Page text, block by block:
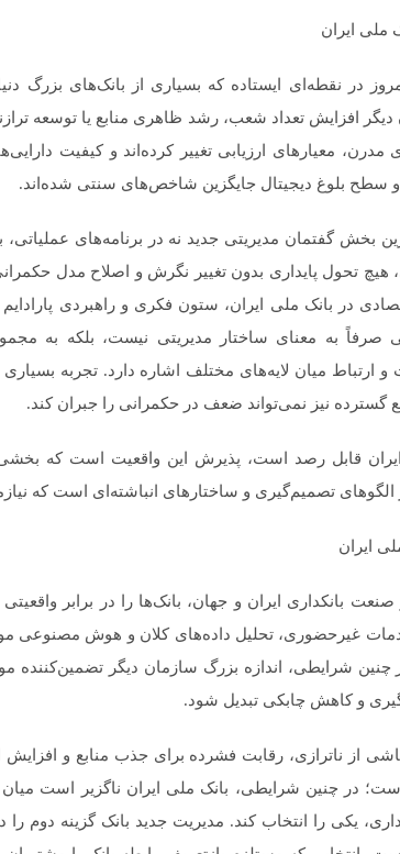
ملی ایران
در نقطه‌ای ایستاده که بسیاری از بانک‌های بزرگ
افزایش تعداد شعب، رشد ظاهری منابع یا توسعه
معیارهای ارزیابی تغییر کرده‌اند و کیفیت
سطح بلوغ دیجیتال جایگزین شاخص‌های سنتی شده‌اند.
بخش گفتمان مدیریتی جدید نه در برنامه‌های عملیاتی،
هیچ تحول پایداری بدون تغییر نگرش و اصلاح مدل
در بانک ملی ایران، ستون فکری و راهبردی
صرفاً به معنای ساختار مدیریتی نیست، بلکه به
و ارتباط میان لایه‌های مختلف اشاره دارد. تجربه
گسترده نیز نمی‌تواند ضعف در حکمرانی را جبران کند.
ایران قابل رصد است، پذیرش این واقعیت است که
الگوهای تصمیم‌گیری و ساختارهای انباشته‌ای است که
ایران
بانکداری ایران و جهان، بانک‌ها را در برابر
خدمات غیرحضوری، تحلیل داده‌های کلان و هوش
شرایطی، اندازه بزرگ سازمان دیگر تضمین‌کننده
و کاهش چابکی تبدیل شود.
از ناترازی، رقابت فشرده برای جذب منابع و
است؛ در چنین شرایطی، بانک ملی ایران ناگزیر است
یکی را انتخاب کند. مدیریت جدید بانک گزینه دوم را